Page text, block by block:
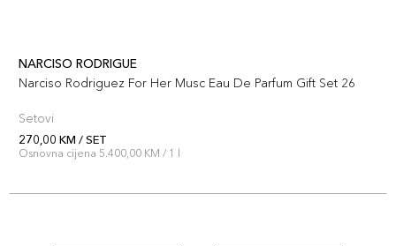
NARCISO RODRIGUE
Narciso Rodriguez For Her Musc Eau De Parfum Gift Set 26
Setovi
270,00 KM / SET
Osnovna cijena 5.400,00 KM / 1 l